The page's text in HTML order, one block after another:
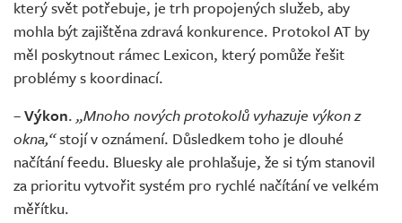
který svět potřebuje, je trh propojených služeb, aby
mohla být zajištěna zdravá konkurence. Protokol AT by
měl poskytnout rámec Lexicon, který pomůže řešit
problémy s koordinací.
–Výkon. „Mnoho nových protokolů vyhazuje výkon z
okna,“stojí v oznámení. Důsledkem toho je dlouhé
načítání feedu. Bluesky ale prohlašuje, že si tým stanovil
za prioritu vytvořit systém pro rychlé načítání ve velkém
měřítku.